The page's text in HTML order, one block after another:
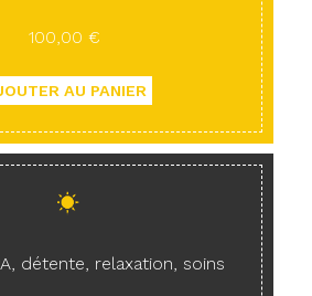
100,00 €
détente, relaxation, soins